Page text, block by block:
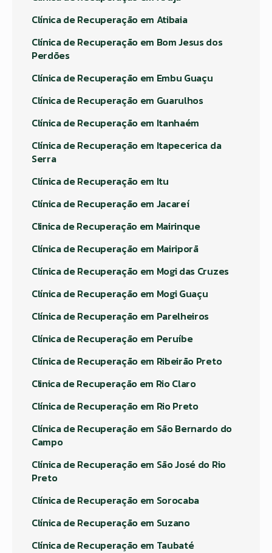
Clínica de Recuperação em Atibaia
Clínica de Recuperação em Bom Jesus dos
Perdões
Clínica de Recuperação em Embu Guaçu
Clínica de Recuperação em Guarulhos
Clínica de Recuperação em Itanhaém
Clínica de Recuperação em Itapecerica da
Serra
Clínica de Recuperação em Itu
Clínica de Recuperação em Jacareí
Clinica de Recuperação em Mairinque
Clínica de Recuperação em Mairiporã
Clínica de Recuperação em Mogi das Cruzes
Clínica de Recuperação em Mogi Guaçu
Clínica de Recuperação em Parelheiros
Clínica de Recuperação em Peruíbe
Clínica de Recuperação em Ribeirão Preto
Clinica de Recuperação em Rio Claro
Clínica de Recuperação em Rio Preto
Clínica de Recuperação em São Bernardo do
Campo
Clínica de Recuperação em São José do Rio
Preto
Clínica de Recuperação em Sorocaba
Clínica de Recuperação em Suzano
Clínica de Recuperação em Taubaté